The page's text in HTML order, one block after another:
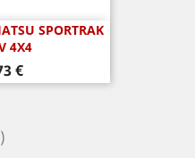
SPORTRAK
4X4
€